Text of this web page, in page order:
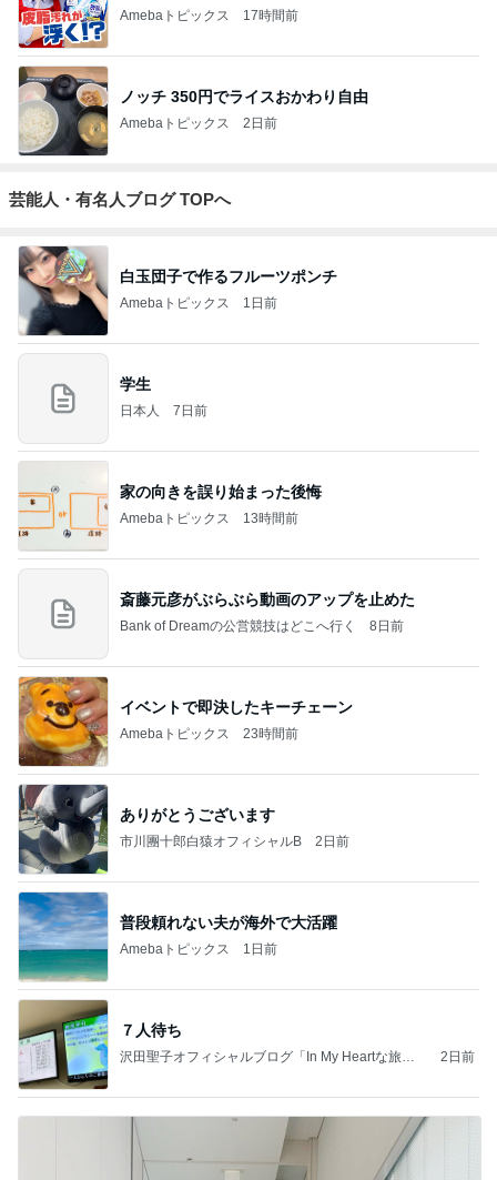
Amebaトピックス 17時間前
ノッチ 350円でライスおかわり自由
Amebaトピックス 2日前
芸能人・有名人ブログ TOPへ
白玉団子で作るフルーツポンチ
Amebaトピックス 1日前
学生
日本人 7日前
家の向きを誤り始まった後悔
Amebaトピックス 13時間前
斎藤元彦がぶらぶら動画のアップを止めた
Bank of Dreamの公営競技はどこへ行く 8日前
イベントで即決したキーチェーン
Amebaトピックス 23時間前
ありがとうございます
市川團十郎白猿オフィシャルB 2日前
普段頼れない夫が海外で大活躍
Amebaトピックス 1日前
７人待ち
沢田聖子オフィシャルブログ「In My Heartな旅日
2日前